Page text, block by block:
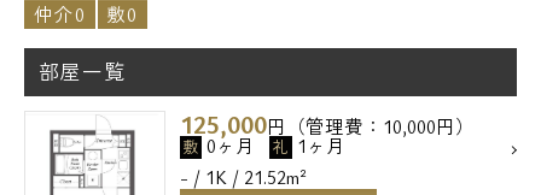
仲介0
敷0
部屋一覧
125,000円（管理費：10,000円）
敷 0ヶ月 礼 1ヶ月
- / 1K / 21.52m²